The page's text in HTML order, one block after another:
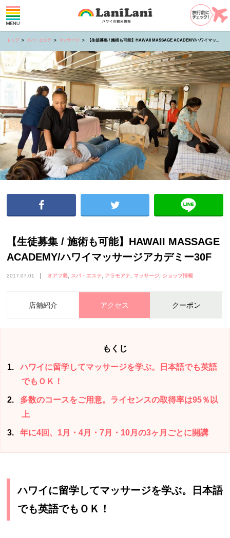
トップ スパ・エステ マッサージ 【生徒募集 / 施術も可能】HAWAII MASSAGE ACADEMY/ハワイマッ...
【生徒募集 / 施術も可能】HAWAII MASSAGE
ACADEMY/ハワイマッサージアカデミー30F
2017.07.01 オアフ島 スパ・エステ アラモアナ マッサージ ショップ情報
店舗紹介 アクセス クーポン
もくじ
1
ハワイに留学してマッサージを学ぶ。日本語でも英語
でもＯＫ！
2
多数のコースをご用意。ライセンスの取得率は95％以
上
3 年に4回、1月・4月・7月・10月の3ヶ月ごとに開講
ハワイに留学してマッサージを学ぶ。日本語
でも英語でもＯＫ！